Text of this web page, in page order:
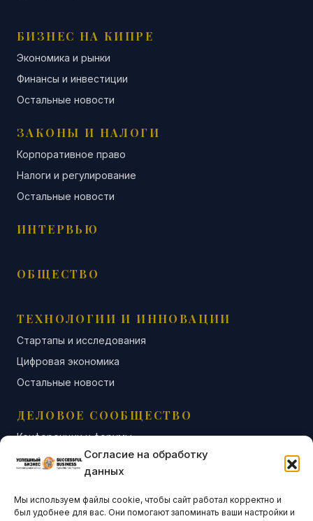
Согласие на обработку
данных
Мы используем файлы cookie, чтобы сайт работал корректно и
был удобнее для вас. Они помогают запоминать ваши настройки и
БИЗНЕС НА КИПРЕ
Экономика и рынки
Финансы и инвестиции
Остальные новости
ЗАКОНЫ И НАЛОГИ
Корпоративное право
Налоги и регулирование
Остальные новости
ИНТЕРВЬЮ
ОБЩЕСТВО
ТЕХНОЛОГИИ И ИННОВАЦИИ
Стартапы и исследования
Цифровая экономика
Остальные новости
ДЕЛОВОЕ СООБЩЕСТВО
Конференции и форумы
Бизнес-клубы и ассоциации
Остальные новости
АНАЛИТИКА И СТАТИСТИКА